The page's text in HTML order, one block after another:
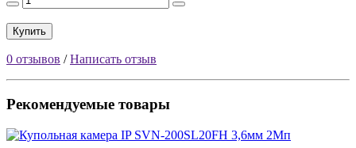
Купить
0 отзывов /Написать отзыв
Рекомендуемые товары